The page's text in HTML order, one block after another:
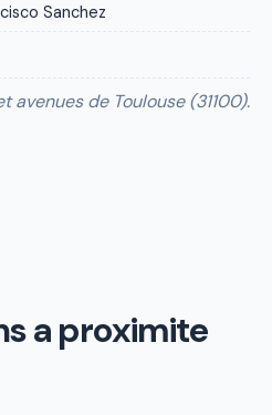
Sanchez
avenues de Toulouse (31100).
a proximite